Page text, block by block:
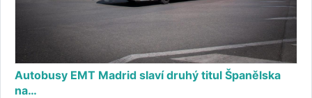
Autobusy EMT Madrid slaví druhý titul Španělska
na…